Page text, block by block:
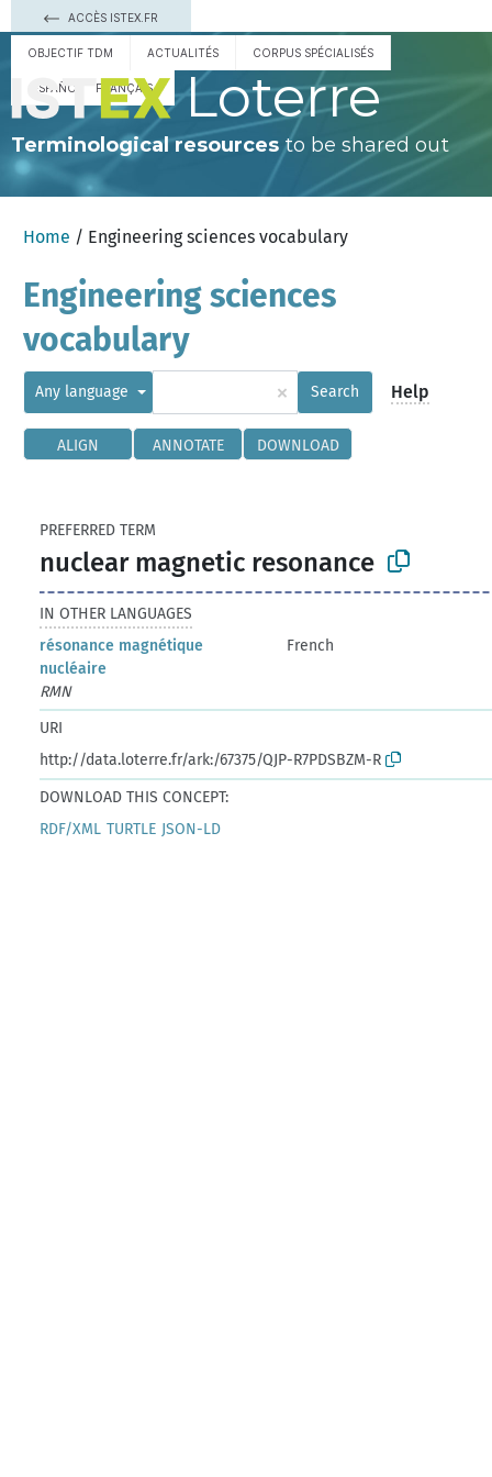
ACCÈS ISTEX.FR
OBJECTIF TDM ACTUALITÉS CORPUS SPÉCIALISÉS
ESPAÑOL FRANÇAIS Loterre
Terminological resourcesto be shared out
Home / Engineering sciences vocabulary
Engineering sciences
vocabulary
Any language × Search Help
ALIGN ANNOTATE DOWNLOAD
PREFERRED TERM
nuclear magnetic resonance
IN OTHER LANGUAGES
résonance magnétique
nucléaire
French
RMN
URI
http://data.loterre.fr/ark:/67375/QJP-R7PDSBZM-R
DOWNLOAD THIS CONCEPT:
RDF/XML TURTLE JSON-LD